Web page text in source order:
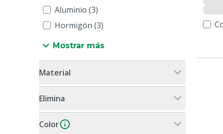
Aluminio (3)
Hormigón (3)
Mostrar más
Material
Elimina
Color